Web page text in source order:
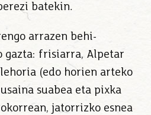
batekin.
arrazen behi-
gazta: frisiarra, Alpetar
(edo horien arteko
suabea eta pixka
jatorrizko esnea